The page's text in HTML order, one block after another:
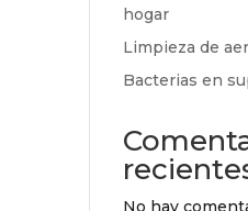
hogar
Limpieza de
Bacterias en
No hay